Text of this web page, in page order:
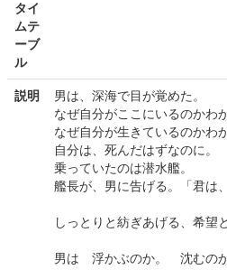
タイ
ムテ
ーブ
ル
説明
男は、深海で目が覚めた。
なぜ自分がここにいるのかわ
なぜ自分が生きているのかわ
自分は、死んだはずなのに。
乗っていたのは潜水艦。
艦長が、男に告げる。「君は
しっとりと紡ぎあげる、希望
男は 浮かぶのか。 沈むのか